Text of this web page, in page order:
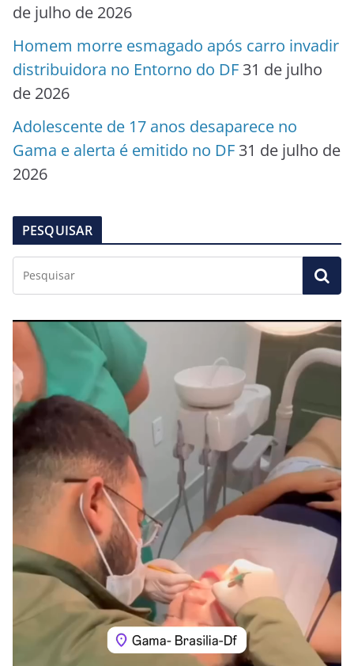
de julho de 2026
Homem morre esmagado após carro invadir
distribuidora no Entorno do DF 31 de julho
de 2026
Adolescente de 17 anos desaparece no
Gama e alerta é emitido no DF 31 de julho de
2026
PESQUISAR